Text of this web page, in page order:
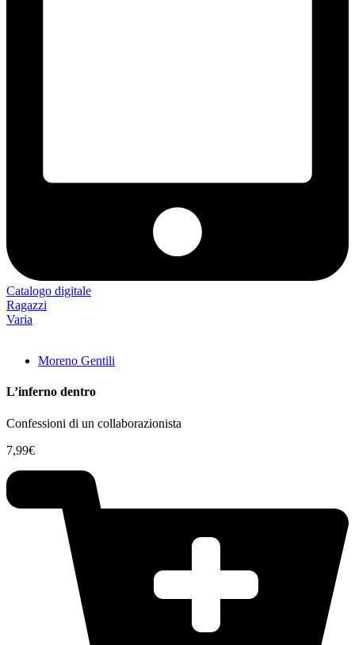
Catalogo digitale
Ragazzi
Varia
Moreno Gentili
L’inferno dentro
Confessioni di un collaborazionista
7,99€